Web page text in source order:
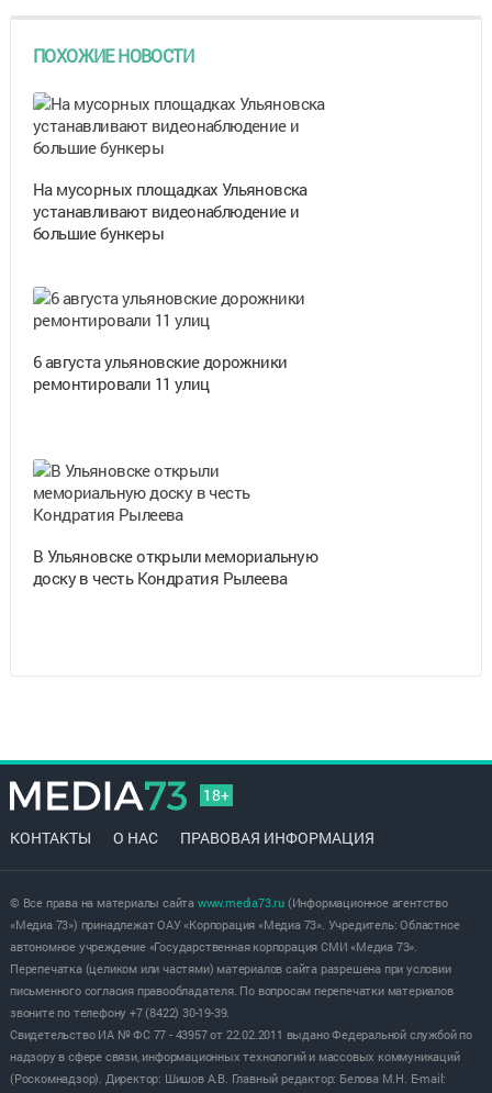
ПОХОЖИЕ НОВОСТИ
На мусорных площадках Ульяновска
устанавливают видеонаблюдение и
большие бункеры
6 августа ульяновские дорожники
ремонтировали 11 улиц
В Ульяновске открыли мемориальную
доску в честь Кондратия Рылеева
18+
КОНТАКТЫ О НАС ПРАВОВАЯ ИНФОРМАЦИЯ
© Все права на материалы сайта www.media73.ru(Информационное агентство
«Медиа 73») принадлежат ОАУ «Корпорация «Медиа 73». Учредитель: Областное
автономное учреждение «Государственная корпорация СМИ «Медиа 73».
Перепечатка (целиком или частями) материалов сайта разрешена при условии
письменного согласия правообладателя. По вопросам перепечатки материалов
звоните по телефону +7 (8422) 30-19-39.
Свидетельство ИА № ФС 77 - 43957 от 22.02.2011 выдано Федеральной службой по
надзору в сфере связи, информационных технологий и массовых коммуникаций
(Роскомнадзор). Директор: Шишов А.В. Главный редактор: Белова М.Н. E-mail: